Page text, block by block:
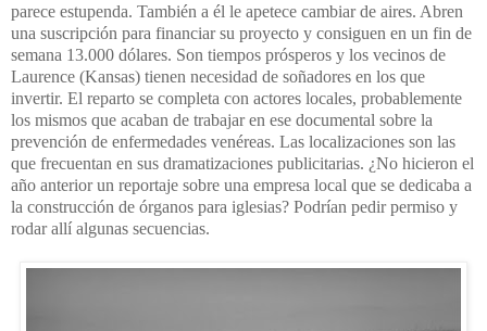
parece estupenda. También a él le apetece cambiar de aires. Abren
una suscripción para financiar su proyecto y consiguen en un fin de
semana 13.000 dólares. Son tiempos prósperos y los vecinos de
Laurence (Kansas) tienen necesidad de soñadores en los que
invertir. El reparto se completa con actores locales, probablemente
los mismos que acaban de trabajar en ese documental sobre la
prevención de enfermedades venéreas. Las localizaciones son las
que frecuentan en sus dramatizaciones publicitarias. ¿No hicieron el
año anterior un reportaje sobre una empresa local que se dedicaba a
la construcción de órganos para iglesias? Podrían pedir permiso y
rodar allí algunas secuencias.